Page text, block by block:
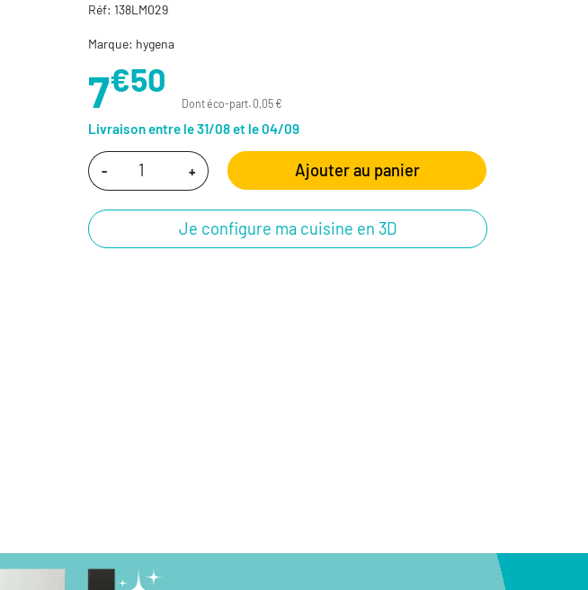
Réf: 138LM029
Marque: hygena
7€50
Dont éco-part. 0,05 €
Livraison entre le 31/08 et le 04/09
- + Ajouter au panier
Je configure ma cuisine en 3D